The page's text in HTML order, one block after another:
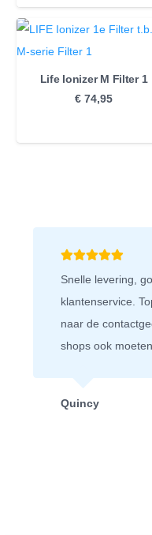
Life Ionizer M Filter 1
€ 74,95
Wij bestellen
Bestelling wordt
retour stuurt, dan
je snel je geld
Niels